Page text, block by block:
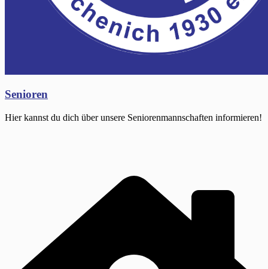
Senioren
Hier kannst du dich über unsere Seniorenmannschaften informieren!